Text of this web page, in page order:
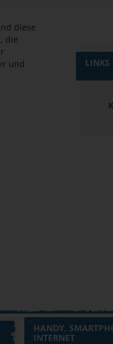
diese
die
und
LINKS
HANDY,
INTERNET